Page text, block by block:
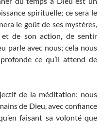
spirituelle; ce sera le
le goût de ses mystères,
et de son action, de sentir
parle avec nous; cela nous
ce qu’il attend de
de la méditation: nous
de Dieu, avec confiance
faisant sa volonté que